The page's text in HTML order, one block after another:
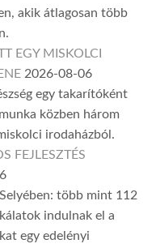
akik átlagosan több
EGY MISKOLCI
2026-08-06
egy takarítóként
közben három
irodaházból.
FEJLESZTÉS
több mint 112
indulnak el a
egy edelényi